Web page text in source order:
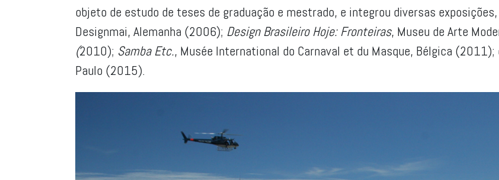
objeto de estudo de teses de graduação e mestrado, e integrou diversas
Designmai, Alemanha (2006); Design Brasileiro Hoje: Fronteiras, Museu de Arte
(2010); Samba Etc., Musée International do Carnaval et du Masque, Bélgica (2011);
Paulo (2015).